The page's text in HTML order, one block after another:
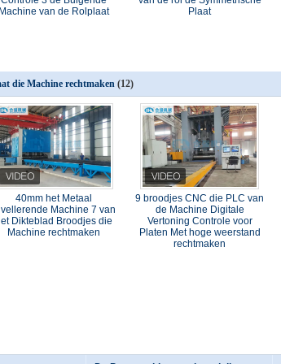
van de Rolplaat
Plaat
die Machine rechtmaken (12)
40mm het Metaal
Machine 7 van
Dikteblad Broodjes die
Machine rechtmaken
9 broodjes CNC die PLC van
de Machine Digitale
Vertoning Controle voor
Platen Met hoge weerstand
rechtmaken